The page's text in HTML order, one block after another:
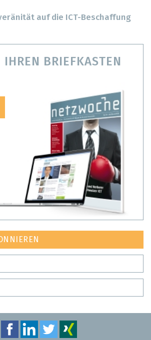
auf die ICT-Beschaffung
IHREN BRIEFKASTEN